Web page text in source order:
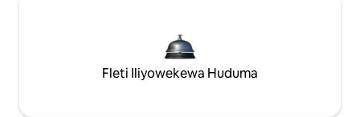
Fleti Iliyowekewa Huduma